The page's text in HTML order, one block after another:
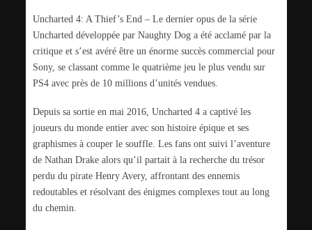
Uncharted 4: A Thief’s End – Le dernier opus de la série
Uncharted développée par Naughty Dog a été acclamé par la
critique et s’est avéré être un énorme succès commercial pour
Sony, se classant comme le quatrième jeu le plus vendu sur
PS4 avec près de 10 millions d’unités vendues.
Depuis sa sortie en mai 2016, Uncharted 4 a captivé les
joueurs du monde entier avec son histoire épique et ses
graphismes à couper le souffle. Les fans ont suivi l’aventure
de Nathan Drake alors qu’il partait à la recherche du trésor
perdu du pirate Henry Avery, affrontant des ennemis
redoutables et résolvant des énigmes complexes tout au long
du chemin.